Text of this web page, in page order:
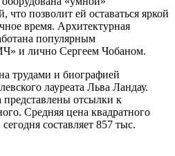
что позволит ей оставаться яркой
время. Архитектурная
популярным
и лично Сергеем Чобаном.
трудами и биографией
лауреата Льва Ландау.
отсылки к
Средняя цена квадратного
составляет 857 тыс.